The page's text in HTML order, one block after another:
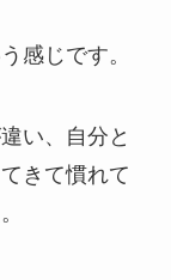
感じです。
い、自分と
きて慣れて